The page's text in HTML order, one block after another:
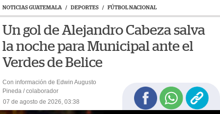
NOTICIAS GUATEMALA / DEPORTES / FÚTBOL NACIONAL
Un gol de Alejandro Cabeza salva
la noche para Municipal ante el
Verdes de Belice
Con información de Edwin Augusto
Pineda / colaborador
07 de agosto de 2026, 03:38